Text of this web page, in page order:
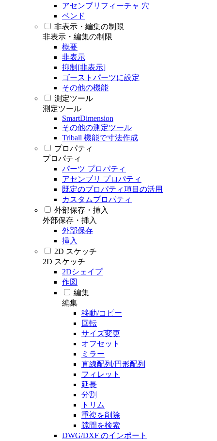
アセンブリフィーチャ 穴
ベンド
非表示・編集の制限
非表示・編集の制限
概要
非表示
抑制[非表示]
ゴーストパーツに設定
その他の機能
測定ツール
測定ツール
SmartDimension
その他の測定ツール
Triball 機能で寸法作成
プロパティ
プロパティ
パーツ プロパティ
アセンブリ プロパティ
既定のプロパティ項目の活用
カスタムプロパティ
外部保存・挿入
外部保存・挿入
外部保存
挿入
2D スケッチ
2D スケッチ
2Dシェイプ
作図
編集
編集
移動/コピー
回転
サイズ変更
オフセット
ミラー
直線配列/円形配列
フィレット
延長
分割
トリム
重複を削除
隙間を検索
DWG/DXF のインポート